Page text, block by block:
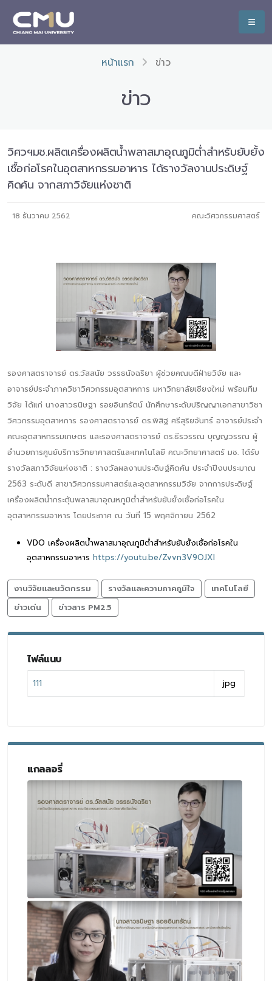
หน้าแรก ข่าว
ข่าว
วิศวฯมช.ผลิตเครื่องผลิตน้ำพลาสมาอุณภูมิต่ำสำหรับยับยั้ง
เชื้อก่อโรคในอุตสาหกรรมอาหาร ได้รางวัลงานประดิษฐ์
คิดค้น จากสภาวิจัยแห่งชาติ
18 ธันวาคม 2562 คณะวิศวกรรมศาสตร์
รองศาสตราจารย์ ดร.วัสสนัย วรรธนัจฉริยา ผู้ช่วยคณบดีฝ่ายวิจัย และ
อาจารย์ประจำภาควิชาวิศวกรรมอุตสาหการ มหาวิทยาลัยเชียงใหม่ พร้อมทีม
วิจัย ได้แก่ นางสาวธนิษฐา รอยอินทรัตน์ นักศึกษาระดับปริญญาเอกสาขาวิชา
วิศวกรรมอุตสาหการ รองศาสตราจารย์ ดร.พิสิฐ ศรีสุริยจันทร์ อาจารย์ประจำ
คณะอุตสาหกรรมเกษตร และรองศาสตราจารย์ ดร.ธีรวรรณ บุญญวรรณ ผู้
อำนวยการศูนย์บริการวิทยาศาสตร์และเทคโนโลยี คณะวิทยาศาสตร์ มช. ได้รับ
รางวัลสภาวิจัยแห่งชาติ : รางวัลผลงานประดิษฐ์คิดค้น ประจำปีงบประมาณ
2563 ระดับดี สาขาวิศวกรรมศาสตร์และอุตสาหกรรมวิจัย จากการประดิษฐ์
เครื่องผลิตน้ำกระตุ้นพลาสมาอุณหภูมิต่ำสำหรับยับยั้งเชื้อก่อโรคใน
อุตสาหกรรมอาหาร โดยประกาศ ณ วันที่ 15 พฤศจิกายน 2562
VDO เครื่องผลิตน้ำพลาสมาอุณภูมิต่ำสำหรับยับยั้งเชื้อก่อโรคใน
อุตสาหกรรมอาหาร https://youtu.be/Zvvn3V9OJXI
งานวิจัยและนวัตกรรม รางวัลและความภาคภูมิใจ
เทคโนโลยี
ข่าวเด่น
ข่าวสาร PM2.5
ไฟล์แนบ
111 jpg
แกลลอรี่